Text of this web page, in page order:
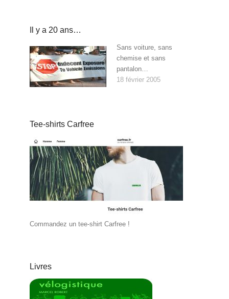
Il y a 20 ans…
Sans voiture, sans
chemise et sans
pantalon…
18 février 2005
Tee-shirts Carfree
Commandez un tee-shirt Carfree !
Livres